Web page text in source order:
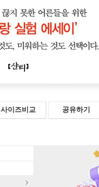
사이즈비교 공유하기